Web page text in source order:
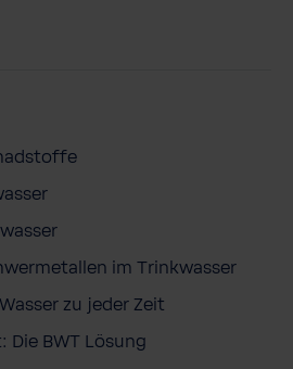
FSA2400 Advanced
im Trinkwasser
zu jeder Zeit
Die BWT Lösung